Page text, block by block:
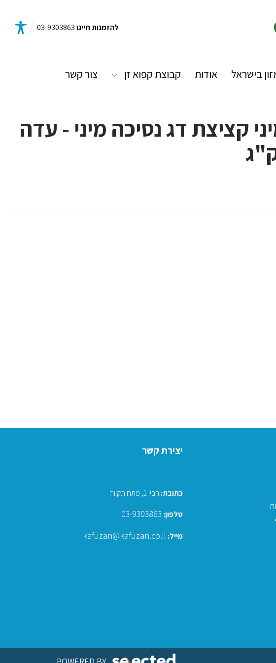
להזמנות חייגו03-9303863
בישראל אודות קבוצת קפוא זן צור קשר
קציצת דג נסיכה מיני - עדה
יצירת קשר
כתובת: רבין 1, פתח תקווה
טלפון: 03-9303863
מייל: kafuzan@kafuzan.co.il